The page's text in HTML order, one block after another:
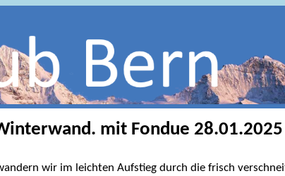
mit Fondue 28.01.2025
wir im leichten Aufstieg durch die frisch